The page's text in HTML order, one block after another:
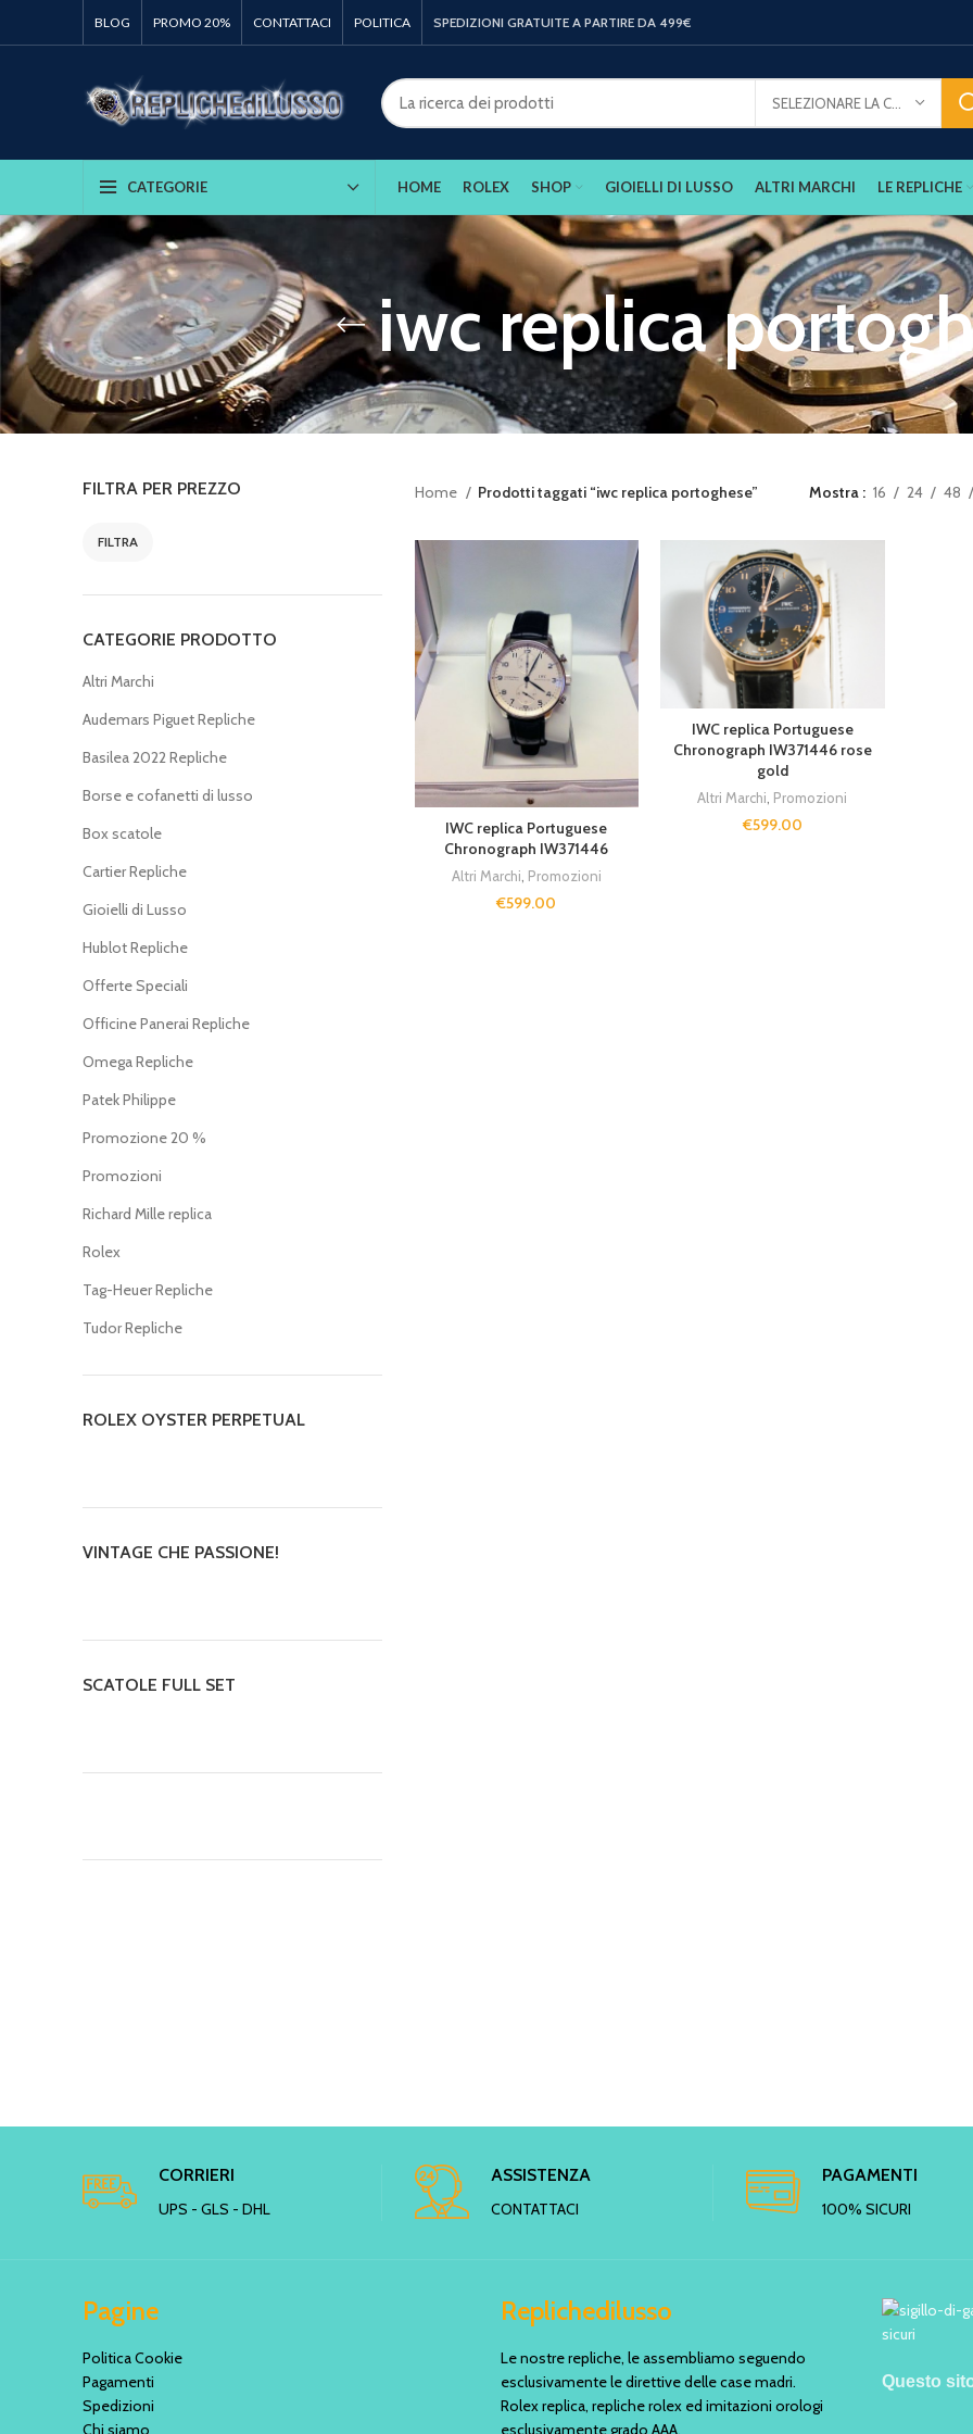
BLOG PROMO 20% CONTATTACI POLITICA SPEDIZIONI GRATUITE A PARTIRE DA 499€
CATEGORIE HOME ROLEX SHOP GIOIELLI DI LUSSO ALTRI MARCHI LE REPLICHE
iwc replica
FILTRA PER PREZZO
FILTRA
CATEGORIE PRODOTTO
Altri Marchi
Audemars Piguet Repliche
Basilea 2022 Repliche
Borse e cofanetti di lusso
Box scatole
Cartier Repliche
Gioielli di Lusso
Hublot Repliche
Offerte Speciali
Officine Panerai Repliche
Omega Repliche
Patek Philippe
Promozione 20 %
Promozioni
Richard Mille replica
Rolex
Tag-Heuer Repliche
Tudor Repliche
ROLEX OYSTER PERPETUAL
VINTAGE CHE PASSIONE!
SCATOLE FULL SET
Home Prodotti taggati “iwc replica portoghese” Mostra 16 24 48
IWC replica Portuguese
Chronograph IW371446
Altri Marchi Promozioni
€599.00
IWC replica Portuguese
Chronograph IW371446 rose
gold
Altri Marchi Promozioni
€599.00
CORRIERI
UPS - GLS - DHL
ASSISTENZA
CONTATTACI
PAGAMENTI
100% SICURI
Pagine
Politica Cookie
Pagamenti
Spedizioni
Chi siamo
Replichedilusso
Le nostre repliche, le assembliamo seguendo
esclusivamente le direttive delle case madri.
Rolex replica, repliche rolex ed imitazioni orologi
esclusivamente grado AAA.
Questo